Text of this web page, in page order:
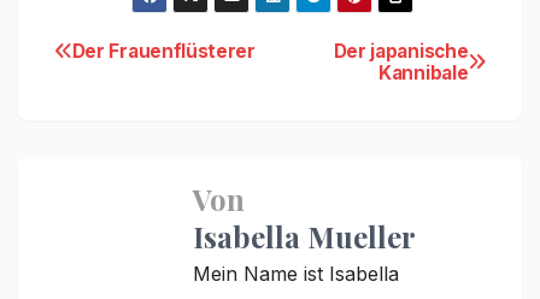
BeitragsnavigationDer japanische
Kannibale
Der Frauenflüsterer
Von
Isabella Mueller
Mein Name ist Isabella